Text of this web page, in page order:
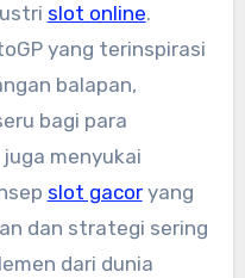
slot online.
yang terinspirasi
balapan,
bagi para
menyukai
slot gacoryang
dan strategi sering
dari dunia